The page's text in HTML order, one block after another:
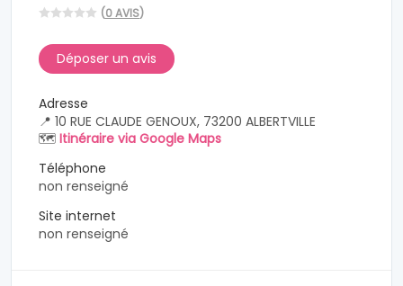
(0 AVIS)
Déposer un avis
Adresse
📍 10 RUE CLAUDE GENOUX, 73200 ALBERTVILLE
🗺️ Itinéraire via Google Maps
Téléphone
non renseigné
Site internet
non renseigné